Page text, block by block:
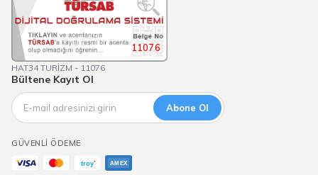
11076
HAT34 TURİZM - 11076
Bültene Kayıt Ol
Abone Ol
GÜVENLI ÖDEME